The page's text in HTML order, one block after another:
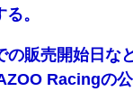
。
販売開始日な
Racingの